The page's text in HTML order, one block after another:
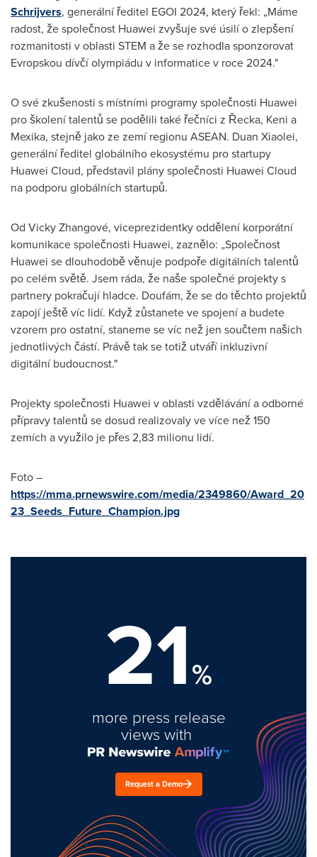
Schrijvers, generální ředitel EGOI 2024, který řekl: „Máme
radost, že společnost Huawei zvyšuje své úsilí o zlepšení
rozmanitosti v oblasti STEM a že se rozhodla sponzorovat
Evropskou dívčí olympiádu v informatice v roce 2024."
O své zkušenosti s místními programy společnosti Huawei
pro školení talentů se podělili také řečníci z Řecka, Keni a
Mexika, stejně jako ze zemí regionu ASEAN. Duan Xiaolei,
generální ředitel globálního ekosystému pro startupy
Huawei Cloud, představil plány společnosti Huawei Cloud
na podporu globálních startupů.
Od Vicky Zhangové, viceprezidentky oddělení korporátní
komunikace společnosti Huawei, zaznělo: „Společnost
Huawei se dlouhodobě věnuje podpoře digitálních talentů
po celém světě. Jsem ráda, že naše společné projekty s
partnery pokračují hladce. Doufám, že se do těchto projektů
zapojí ještě víc lidí. Když zůstanete ve spojení a budete
vzorem pro ostatní, staneme se víc než jen součtem našich
jednotlivých částí. Právě tak se totiž utváří inkluzivní
digitální budoucnost."
Projekty společnosti Huawei v oblasti vzdělávání a odborné
přípravy talentů se dosud realizovaly ve více než 150
zemích a využilo je přes 2,83 milionu lidí.
Foto –
https://mma.prnewswire.com/media/2349860/Award_20
23_Seeds_Future_Champion.jpg
21%
more press release
views with
Request a Demo